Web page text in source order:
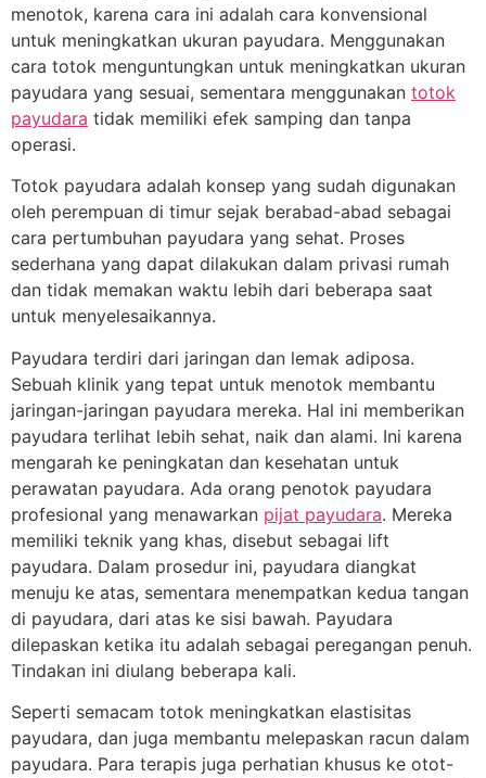
menotok, karena cara ini adalah cara konvensional
untuk meningkatkan ukuran payudara. Menggunakan
cara totok menguntungkan untuk meningkatkan ukuran
payudara yang sesuai, sementara menggunakan totok
payudara tidak memiliki efek samping dan tanpa
operasi.
Totok payudara adalah konsep yang sudah digunakan
oleh perempuan di timur sejak berabad-abad sebagai
cara pertumbuhan payudara yang sehat. Proses
sederhana yang dapat dilakukan dalam privasi rumah
dan tidak memakan waktu lebih dari beberapa saat
untuk menyelesaikannya.
Payudara terdiri dari jaringan dan lemak adiposa.
Sebuah klinik yang tepat untuk menotok membantu
jaringan-jaringan payudara mereka. Hal ini memberikan
payudara terlihat lebih sehat, naik dan alami. Ini karena
mengarah ke peningkatan dan kesehatan untuk
perawatan payudara. Ada orang penotok payudara
profesional yang menawarkan pijat payudara. Mereka
memiliki teknik yang khas, disebut sebagai lift
payudara. Dalam prosedur ini, payudara diangkat
menuju ke atas, sementara menempatkan kedua tangan
di payudara, dari atas ke sisi bawah. Payudara
dilepaskan ketika itu adalah sebagai peregangan penuh.
Tindakan ini diulang beberapa kali.
Seperti semacam totok meningkatkan elastisitas
payudara, dan juga membantu melepaskan racun dalam
payudara. Para terapis juga perhatian khusus ke otot-